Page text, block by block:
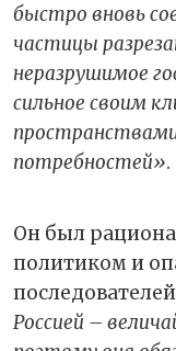
быстро вновь
частицы
неразрушимое
сильное своим
потребностей».
Он был
политиком и
Россией –